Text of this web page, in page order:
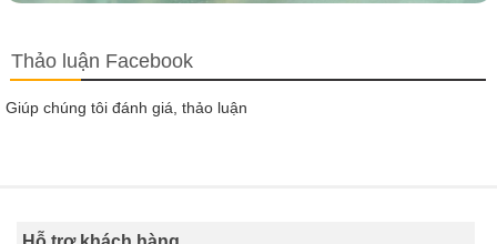
Thảo luận Facebook
Giúp chúng tôi đánh giá, thảo luận